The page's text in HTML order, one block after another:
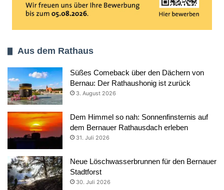
Aus dem Rathaus
Süßes Comeback über den Dächern von
Bernau: Der Rathaushonig ist zurück
3. August 2026
Dem Himmel so nah: Sonnenfinsternis auf
dem Bernauer Rathausdach erleben
31. Juli 2026
Neue Löschwasserbrunnen für den Bernauer
Stadtforst
30. Juli 2026